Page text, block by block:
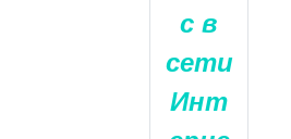
с в
сети
Инт